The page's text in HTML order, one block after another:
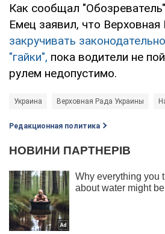
Как сообщал
Емец заявил, что Верховная
закручивать
"гайки", пока водители не
рулем недопустимо.
Украина Верховная Рада Украины
Редакционная политика